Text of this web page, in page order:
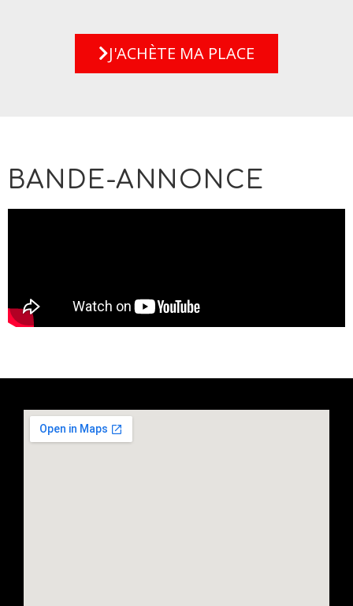
J'ACHÈTE MA PLACE
BANDE-ANNONCE